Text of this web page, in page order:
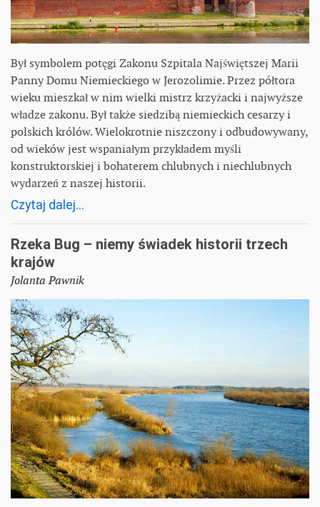
Był symbolem potęgi Zakonu Szpitala Najświętszej Marii
Panny Domu Niemieckiego w Jerozolimie. Przez półtora
wieku mieszkał w nim wielki mistrz krzyżacki i najwyższe
władze zakonu. Był także siedzibą niemieckich cesarzy i
polskich królów. Wielokrotnie niszczony i odbudowywany,
od wieków jest wspaniałym przykładem myśli
konstruktorskiej i bohaterem chlubnych i niechlubnych
wydarzeń z naszej historii.
Czytaj dalej...
Rzeka Bug – niemy świadek historii trzech
krajów
Jolanta Pawnik